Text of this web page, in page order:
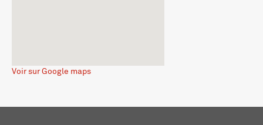
Voir sur Google maps